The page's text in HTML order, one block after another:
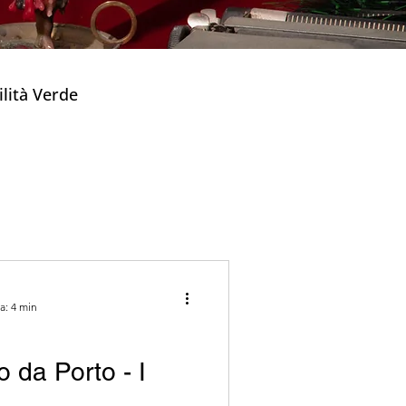
Verde
Portoghes
e Tascas
da Porto - I
4 min